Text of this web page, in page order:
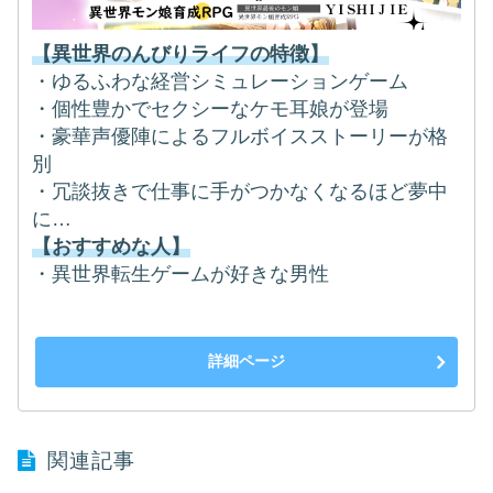
【異世界のんびりライフの特徴】
・ゆるふわな経営シミュレーションゲーム
・個性豊かでセクシーなケモ耳娘が登場
・豪華声優陣によるフルボイスストーリーが格
別
・冗談抜きで仕事に手がつかなくなるほど夢中
に…
【おすすめな人】
・異世界転生ゲームが好きな男性
詳細ページ
関連記事